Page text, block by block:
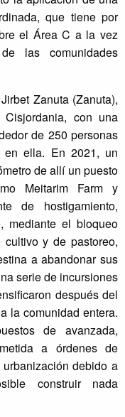
que tiene por
el Área C a la vez
las comunidades
Zanuta (Zanuta),
con una
de 250 personas
en ella. En 2021, un
de allí un puesto
Meitarim Farm y
de hostigamiento,
mediante el bloqueo
y de pastoreo,
a abandonar sus
serie de incursiones
después del
la comunidad entera.
de avanzada,
a órdenes de
debido a
construir nada